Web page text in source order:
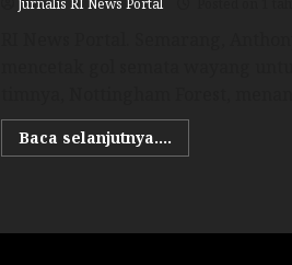
Jurnalis RI News Portal
Baca selanjutnya....